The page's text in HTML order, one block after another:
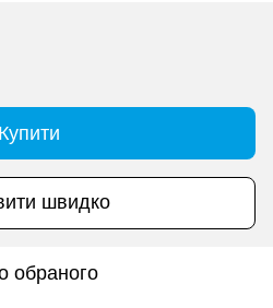
Купити
швидко
обраного